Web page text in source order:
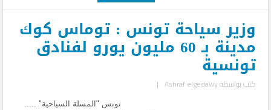
وزير سياحة تونس : توماس كوك
مدينة بـ 60 مليون يورو لفنادق
تونسية
كتب بواسطةAshraf elgedawy
|
تونس "المسلة السياحية" .....